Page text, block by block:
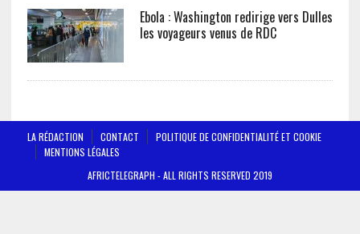
Ebola : Washington redirige vers Dulles
les voyageurs venus de RDC
LA RÉDACTION CONTACT
POLITIQUE DE CONFIDENTIALITÉ ET COOKIE
MENTIONS LÉGALES
AFRICTELEGRAPH - ALL RIGHTS RESERVED 2019